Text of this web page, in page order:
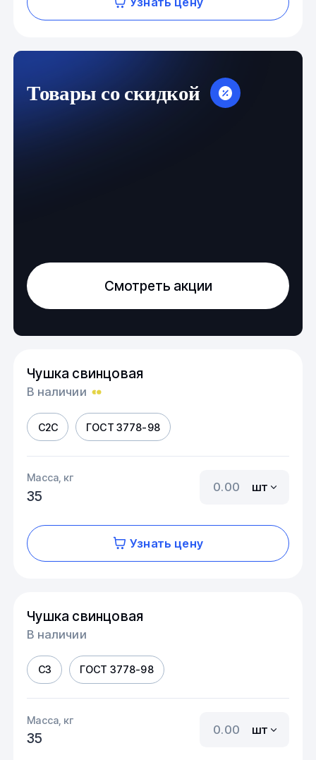
Товары со скидкой
Смотреть акции
Чушка свинцовая
В наличии
С2С ГОСТ 3778-98
Масса, кг
35
шт
Узнать цену
Чушка свинцовая
В наличии
С3 ГОСТ 3778-98
Масса, кг
35
шт